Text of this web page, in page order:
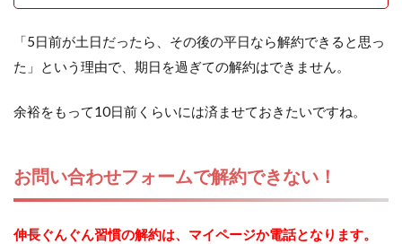
「5日前が土日だったら、その後の平日なら解約できると思っ
た」という理由で、期日を過ぎての解約はできません。
余裕をもって10日前くらいには済ませておきたいですね。
お問い合わせフォームで解約できない！
伸長ぐんぐん習慣の解約は、マイページか電話となります。